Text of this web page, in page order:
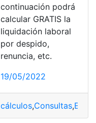
continuación podrá
calcular GRATIS la
liquidación laboral
por despido,
renuncia, etc.
19/05/2022
cálculos,Consultas,